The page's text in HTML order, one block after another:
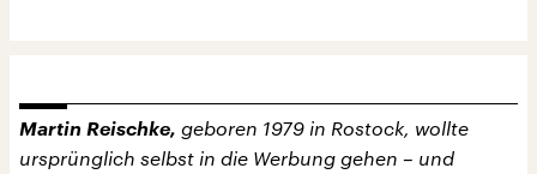
Martin Reischke, geboren 1979 in Rostock, wollte
ursprünglich selbst in die Werbung gehen – und